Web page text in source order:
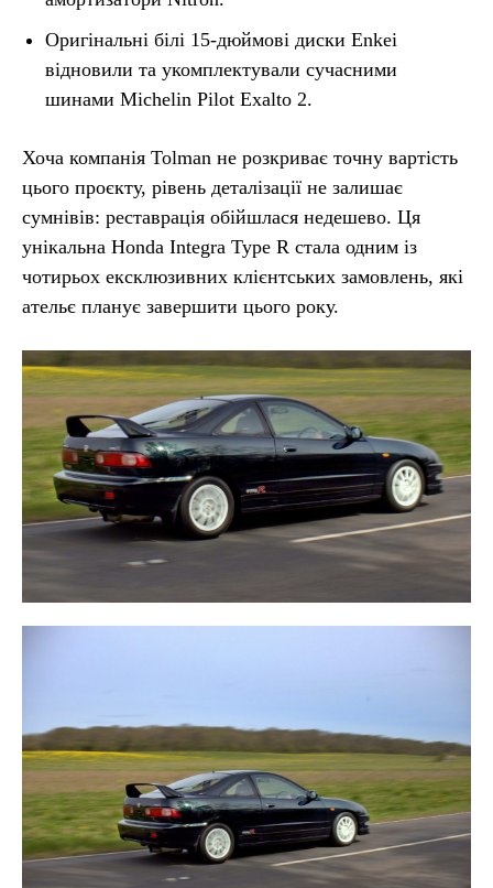
Оригінальні білі 15-дюймові диски Enkei
відновили та укомплектували сучасними
шинами Michelin Pilot Exalto 2.
Хоча компанія Tolman не розкриває точну вартість
цього проєкту, рівень деталізації не залишає
сумнівів: реставрація обійшлася недешево. Ця
унікальна Honda Integra Type R стала одним із
чотирьох ексклюзивних клієнтських замовлень, які
ательє планує завершити цього року.